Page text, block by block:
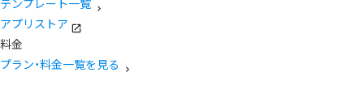
テンプレート一覧
アプリストア
料金
プラン・料金一覧を見る